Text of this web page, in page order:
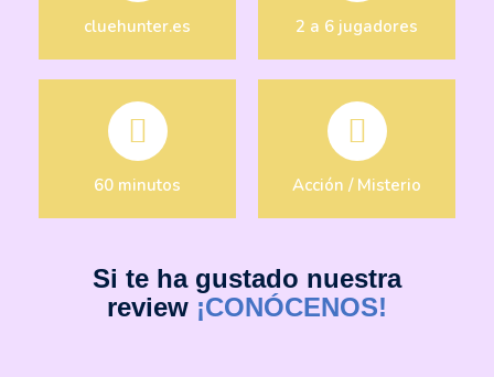
cluehunter.es 2 a 6 jugadores
60 minutos Acción / Misterio
Si te ha gustado nuestra
review ¡CONÓCENOS!